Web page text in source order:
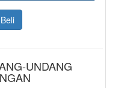
Beli
UNDANG